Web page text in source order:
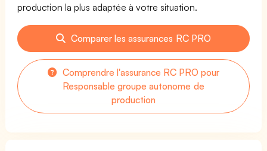
production la plus adaptée à votre situation.
Comparer les assurances RC PRO
Comprendre l'assurance RC PRO pour
Responsable groupe autonome de
production